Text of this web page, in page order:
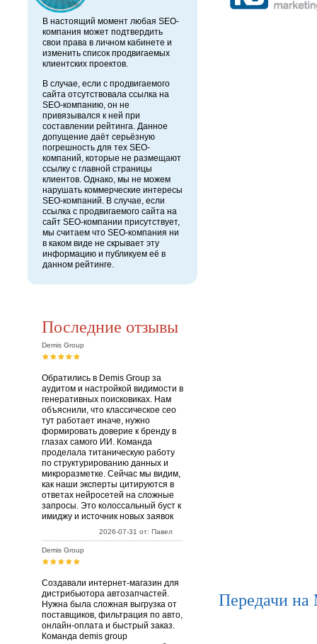
В настоящий момент любая SEO-
компания может подтвердить
свои права в личном кабинете и
изменить список продвигаемых
клиентских проектов.
В случае, если с продвигаемого
сайта отсутствовала ссылка на
SEO-компанию, он не
привязывался к ней при
составлении рейтинга. Данное
допущение даёт серьёзную
погрешность для тех SEO-
компаний, которые не размещают
ссылку с главной страницы
клиентов. Однако, мы не можем
нарушать коммерческие интересы
SEO-компаний. В случае, если
ссылка с продвигаемого сайта на
сайт SEO-компании присутствует,
мы считаем что SEO-компания ни
в каком виде не скрывает эту
информацию и публикуем её в
данном рейтинге.
Последние отзывы
Demis Group
Обратились в Demis Group за
аудитом и настройкой видимости в
генеративных поисковиках. Нам
объяснили, что классическое сео
тут работает иначе, нужно
формировать доверие к бренду в
глазах самого ИИ. Команда
проделала титаническую работу
по структурированию данных и
микроразметке. Сейчас мы видим,
как наши эксперты цитируются в
ответах нейросетей на сложные
запросы. Это колоссальный буст к
имиджу и источник новых заявок
2026-07-31 от: Павел
Demis Group
Создавали интернет-магазин для
дистрибьютора автозапчастей.
Нужна была сложная выгрузка от
поставщиков, фильтрация по авто,
онлайн-оплата и быстрый заказ.
Команда demis group
Передачи на